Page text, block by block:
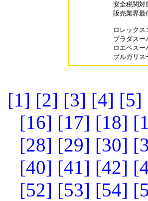
安全税関対
販売業界最
ロレック
プラダス
ロエベス
[1] [2] [3] [4] [5]
[16] [17] [18]
[28] [29] [30]
[40] [41] [42]
[52] [53] [54]